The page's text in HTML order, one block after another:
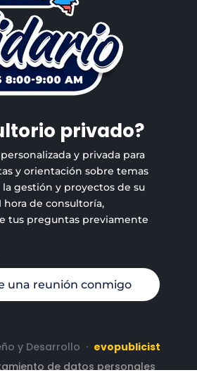
privado?
y privada para
y orientación sobre temas
gestión y proyectos de su
hora de consultoría,
tus preguntas previamente
una reunión conmigo
y Desarrollo · evopublicist
de datos personales